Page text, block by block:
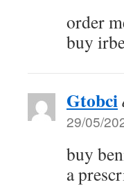
order
buy
Gtobci
29/05/
buy
a